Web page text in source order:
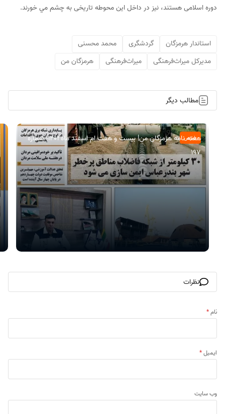
دوره اسلامی هستند، نیز در داخل این محوطه تاریخی به چشم مي خورند.
استاندار هرمزگان گردشگری
محمد محسنی
مدیرکل میراث‌فرهنگی
میراث‌فرهنگی هرمزگان من
مطالب دیگر
عمومی
هفته نامه هرمزگان من| بیست و هفت ام اسفند ماه۱۴۰۴| شماره
197
نظرات
نام*
ایمیل*
وب‌ سایت